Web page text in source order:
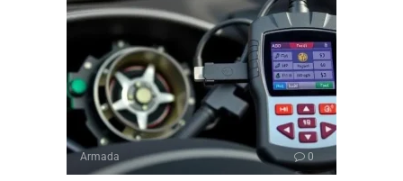
Armada 0